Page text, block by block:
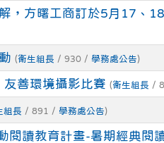
，方曙工商訂於5月17、
(衛生組長 / 930 / 學務處公告)
善環境攝影比賽 (衛生組長 /
組長 / 891 / 學務處公告)
閱讀教育計畫-暑期經典閱